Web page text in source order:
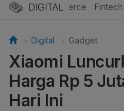
DIGITAL
E-Commerce Fintech
Digital Gadget
Xiaomi
Harga Rp 5
Hari Ini